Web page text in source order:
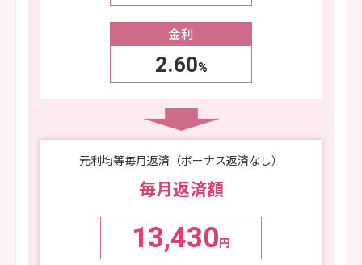
金利
2.60%
元利均等毎月返済（ボーナス返済なし）
毎月返済額
13,430円